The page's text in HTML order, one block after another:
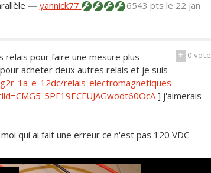
— yannick77 6543 pts le 22 jan
+ 0vote
pour faire une mesure plus
acheter deux autres relais et je suis
1a-e-12dc/relais-electromagnetiques-
5PF19ECFUJAGwodt60OcA] j'aimerais
qui ai fait une erreur ce n'est pas 120 VDC